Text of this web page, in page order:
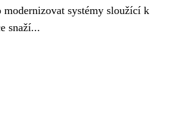
systémy sloužící k
snaží...